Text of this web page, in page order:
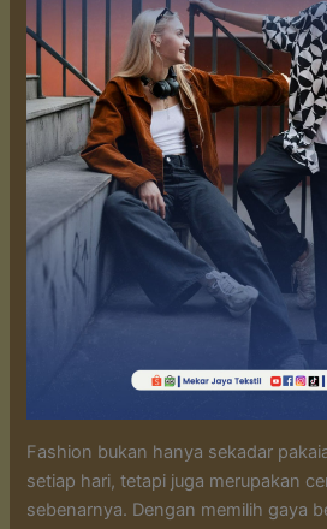
Fashion bukan hanya sekadar
setiap hari, tetapi juga merupakan
sebenarnya. Dengan memilih gaya